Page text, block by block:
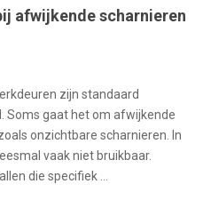
afwijkende scharnieren
zijn standaard
Soms gaat het om afwijkende
onzichtbare scharnieren. In
vaak niet bruikbaar.
die specifiek ...